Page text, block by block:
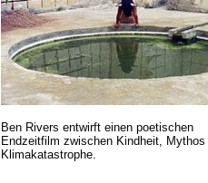
Ben Rivers entwirft einen poetischen
Endzeitfilm zwischen Kindheit, Mythos
Klimakatastrophe.